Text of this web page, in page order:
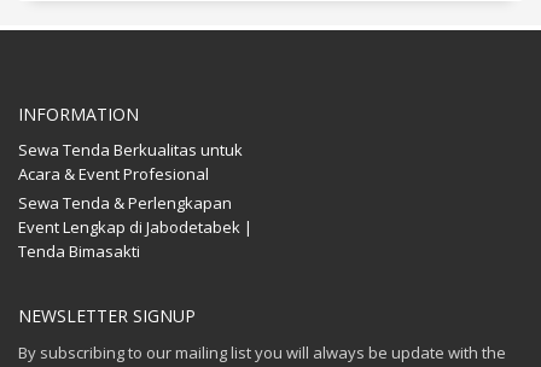
INFORMATION
Sewa Tenda Berkualitas untuk
Acara & Event Profesional
Sewa Tenda & Perlengkapan
Event Lengkap di Jabodetabek |
Tenda Bimasakti
NEWSLETTER SIGNUP
By subscribing to our mailing list you will always be update with the